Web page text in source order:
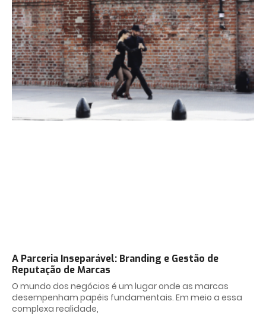
A Parceria Inseparável: Branding e Gestão de
Reputação de Marcas
O mundo dos negócios é um lugar onde as marcas
desempenham papéis fundamentais. Em meio a essa
complexa realidade,